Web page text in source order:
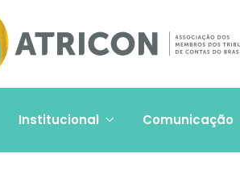
Institucional Comunicação